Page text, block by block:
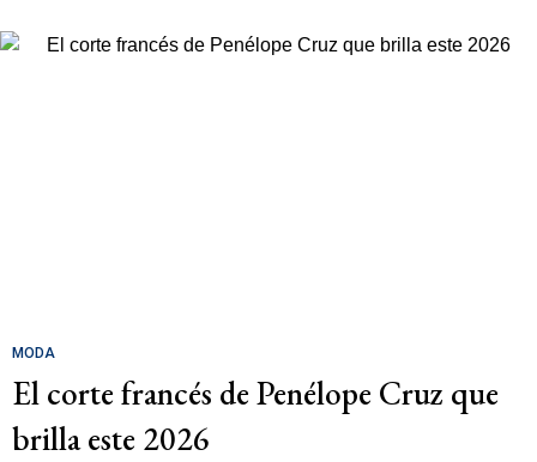
MODA
El corte francés de Penélope Cruz que
brilla este 2026